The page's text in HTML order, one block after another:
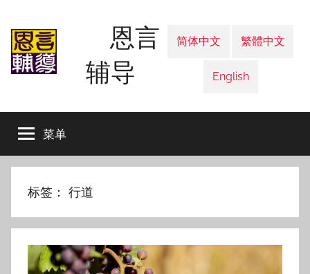
恩言
辅导
简体中文 繁體中文
English
菜单
标签： 行道